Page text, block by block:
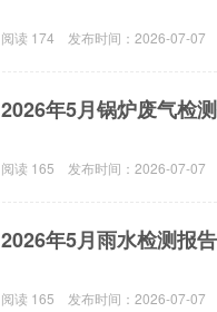
阅读 174 发布时间：2026-07-07
阅读 165 发布时间：2026-07-07
2026年5月雨水检测报告
阅读 165 发布时间：2026-07-07